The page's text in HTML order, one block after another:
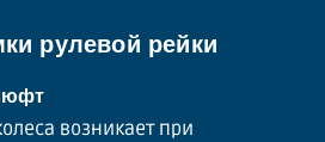
рулевой рейки
возникает при